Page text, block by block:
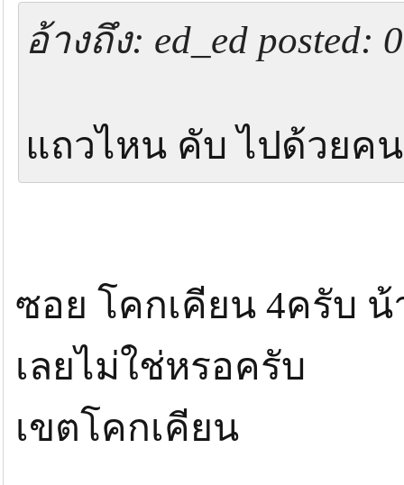
อ้างถึง: ed_ed posted:
แถวไหน คับ ไปด้วยค
ซอย โคกเคียน 4ครับ
เลยไม่ใช่หรอครับ
เขตโคกเคียน